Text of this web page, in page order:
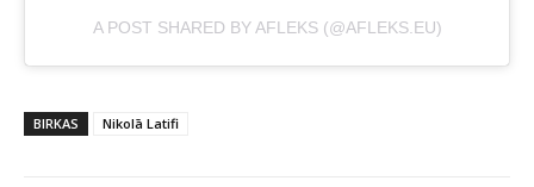
A POST SHARED BY AFLEKS (@AFLEKS.EU)
BIRKAS Nikolā Latifi